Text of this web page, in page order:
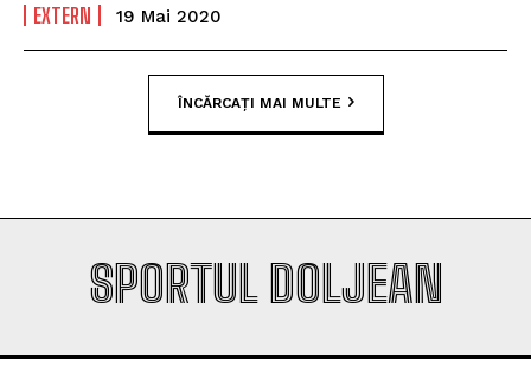
EXTERN 19 Mai 2020
ÎNCĂRCAȚI MAI MULTE
SPORTUL DOLJEAN